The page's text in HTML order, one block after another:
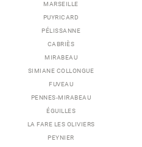
MARSEILLE
PUYRICARD
PÉLISSANNE
CABRIÈS
MIRABEAU
SIMIANE COLLONGUE
FUVEAU
PENNES-MIRABEAU
ÉGUILLES
LA FARE LES OLIVIERS
PEYNIER